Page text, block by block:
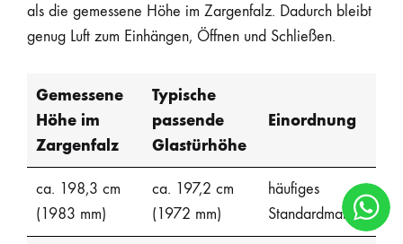
als die gemessene Höhe im Zargenfalz. Dadurch bleibt
genug Luft zum Einhängen, Öffnen und Schließen.
Gemessene
Höhe im
Zargenfalz
Typische
passende
Glastürhöhe
Einordnung
ca. 198,3 cm
(1983 mm)
ca. 197,2 cm
(1972 mm)
häufiges
Standardmaß